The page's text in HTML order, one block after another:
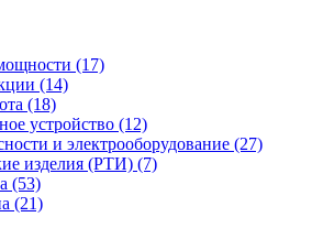
(17)
(14)
(18)
устройство (12)
и электрооборудование (27)
изделия (РТИ) (7)
(53)
(21)